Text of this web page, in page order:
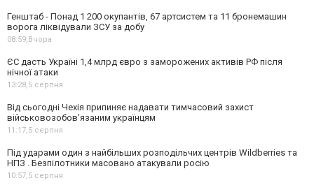
Генштаб - Понад 1 200 окупантів, 67 артсистем та 11 бронемашин
ворога ліквідували ЗСУ за добу
08:59,Вчора
ЄС дасть Україні 1,4 млрд євро з заморожених активів РФ після
нічної атаки
13:28,5 серпня
Від сьогодні Чехія припиняє надавати тимчасовий захист
військовозобов’язаним українцям
11:17,5 серпня
Під ударами один з найбільших розподільчих центрів Wildberries та
НПЗ . Безпілотники масовано атакували росію
10:57,5 серпня